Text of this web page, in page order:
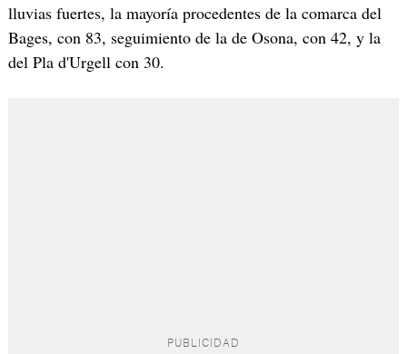
lluvias fuertes, la mayoría procedentes de la comarca del
Bages, con 83, seguimiento de la de Osona, con 42, y la
del Pla d'Urgell con 30.